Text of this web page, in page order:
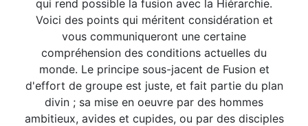
qui rend possible la fusion avec la Hiérarchie.
Voici des points qui méritent considération et
vous communiqueront une certaine
compréhension des conditions actuelles du
monde. Le principe sous-jacent de Fusion et
d'effort de groupe est juste, et fait partie du plan
divin ; sa mise en oeuvre par des hommes
ambitieux, avides et cupides, ou par des disciples